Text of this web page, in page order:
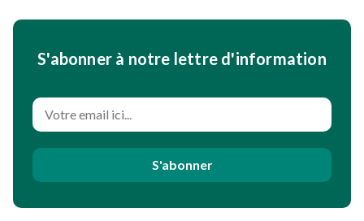
S'abonner à notre lettre d'information
S'abonner